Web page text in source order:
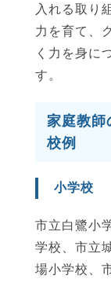
入れる取り
力を育て、
く力を身に
す。
家庭教師
校例
小学校
市立白鷺小
学校、市立
場小学校、